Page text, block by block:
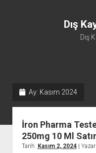
Dış
Dış
Instagram
Ay: Kasım 2024
İron Pharma
250mg 10 Ml
Tarih: Kasım 2, 2024| Yazar: